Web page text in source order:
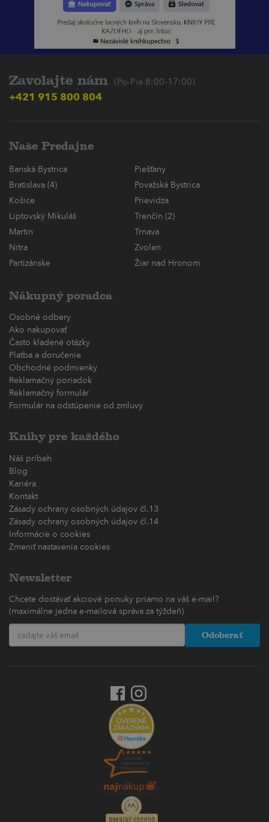
Zavolajte nám (Po-Pia 8:00-17:00)
+421 915 800 804
Naše Predajne
Banská Bystrica
Piešťany
Bratislava (4)
Považská Bystrica
Košice
Prievidza
Liptovský Mikuláš
Trenčín (2)
Martin
Trnava
Nitra
Zvolen
Partizánske
Žiar nad Hronom
Nákupný poradca
Osobné odbery
Ako nakupovať
Často kladené otázky
Platba a doručenie
Obchodné podmienky
Reklamačný poriadok
Reklamačný formulár
Formulár na odstúpenie od zmluvy
Knihy pre každého
Náš príbeh
Blog
Kariéra
Kontakt
Zásady ochrany osobných údajov čl.13
Zásady ochrany osobných údajov čl.14
Informácie o cookies
Zmeniť nastavenia cookies
Newsletter
Chcete dostávať akciové ponuky priamo na váš e-mail?
(maximálne jedna e-mailová správa za týždeň)
Odoberať